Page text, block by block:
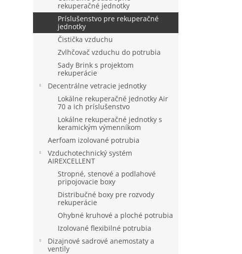
rekuperačné jednotky
Príslušenstvo pre rekuperačné
jednotky
Čistička vzduchu
Zvlhčovač vzduchu do potrubia
Sady Brink s projektom
rekuperácie
Decentrálne vetracie jednotky
Lokálne rekuperačné jednotky Air
70 a ich príslušenstvo
Lokálne rekuperačné jednotky s
keramickým výmenníkom
Aerfoam izolované potrubia
Vzduchotechnický systém
AIREXCELLENT
Stropné, stenové a podlahové
pripojovacie boxy
Distribučné boxy pre rozvody
rekuperácie
Ohybné kruhové a ploché potrubia
Izolované flexibilné potrubia
Dizajnové sadrové anemostaty a
ventily